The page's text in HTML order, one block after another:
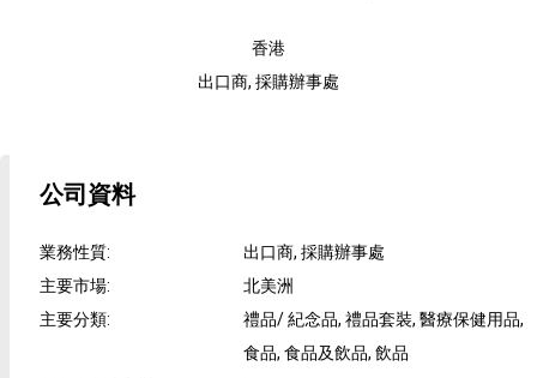
香港
出口商, 採購辦事處
公司資料
業務性質:
出口商, 採購辦事處
主要市場:
北美洲
主要分類:
禮品/ 紀念品, 禮品套裝, 醫療保健用品,
食品, 食品及飲品, 飲品